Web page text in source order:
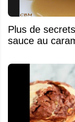
Plus de
sauce au